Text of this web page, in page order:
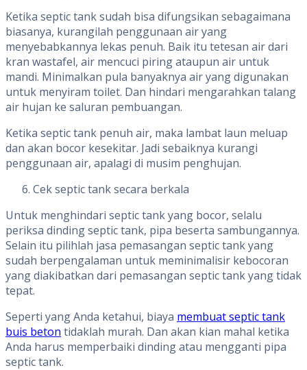
Ketika septic tank sudah bisa difungsikan sebagaimana
biasanya, kurangilah penggunaan air yang
menyebabkannya lekas penuh. Baik itu tetesan air dari
kran wastafel, air mencuci piring ataupun air untuk
mandi. Minimalkan pula banyaknya air yang digunakan
untuk menyiram toilet. Dan hindari mengarahkan talang
air hujan ke saluran pembuangan.
Ketika septic tank penuh air, maka lambat laun meluap
dan akan bocor kesekitar. Jadi sebaiknya kurangi
penggunaan air, apalagi di musim penghujan.
Cek septic tank secara berkala
Untuk menghindari septic tank yang bocor, selalu
periksa dinding septic tank, pipa beserta sambungannya.
Selain itu pilihlah jasa pemasangan septic tank yang
sudah berpengalaman untuk meminimalisir kebocoran
yang diakibatkan dari pemasangan septic tank yang tidak
tepat.
Seperti yang Anda ketahui, biaya membuat septic tank
buis beton tidaklah murah. Dan akan kian mahal ketika
Anda harus memperbaiki dinding atau mengganti pipa
septic tank.